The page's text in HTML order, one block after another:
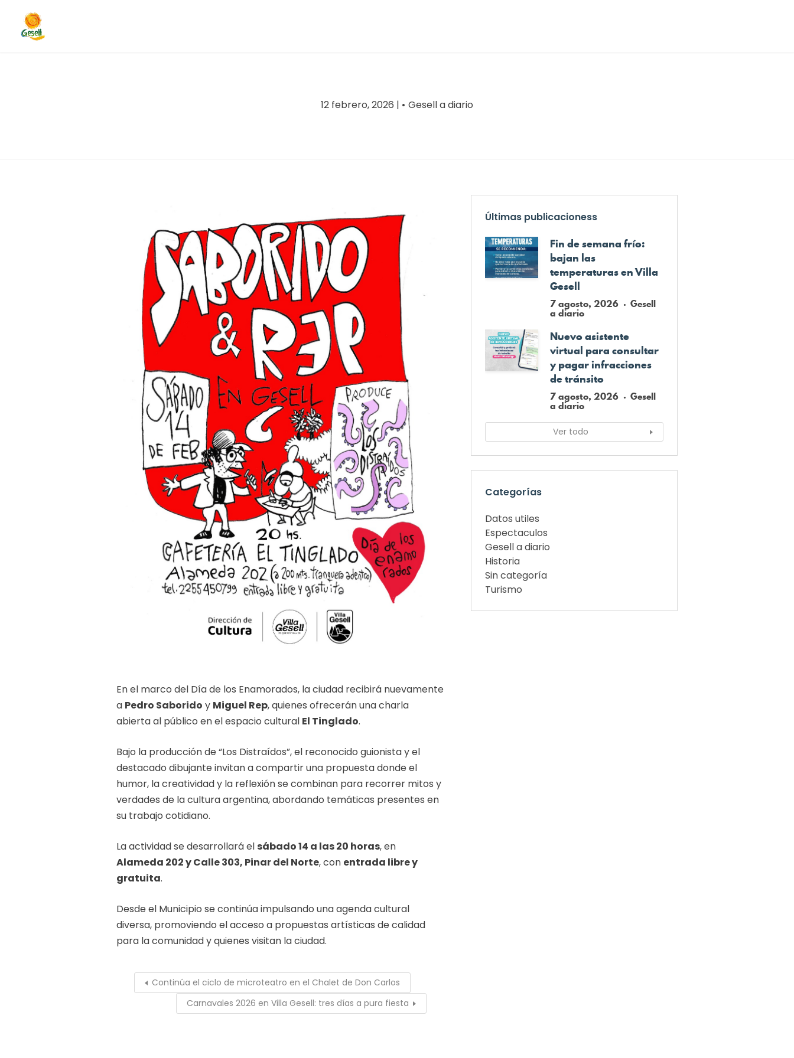
12 febrero, 2026 | Gesell a diario
En el marco del Día de los Enamorados, la ciudad recibirá nuevamente
a Pedro Saborido y Miguel Rep, quienes ofrecerán una charla
abierta al público en el espacio cultural El Tinglado.
Bajo la producción de “Los Distraídos”, el reconocido guionista y el
destacado dibujante invitan a compartir una propuesta donde el
humor, la creatividad y la reflexión se combinan para recorrer mitos y
verdades de la cultura argentina, abordando temáticas presentes en
su trabajo cotidiano.
La actividad se desarrollará el sábado 14 a las 20 horas, en
Alameda 202 y Calle 303, Pinar del Norte, con entrada libre y
gratuita.
Desde el Municipio se continúa impulsando una agenda cultural
diversa, promoviendo el acceso a propuestas artísticas de calidad
para la comunidad y quienes visitan la ciudad.
Continúa el ciclo de microteatro en el Chalet de Don Carlos
Carnavales 2026 en Villa Gesell: tres días a pura fiesta
Últimas publicacioness
Fin de semana frío:
bajan las
temperaturas en Villa
Gesell
7 agosto, 2026 Gesell
a diario
Nuevo asistente
virtual para consultar
y pagar infracciones
de tránsito
7 agosto, 2026 Gesell
a diario
Ver todo
Categorías
Datos utiles
Espectaculos
Gesell a diario
Historia
Sin categoría
Turismo